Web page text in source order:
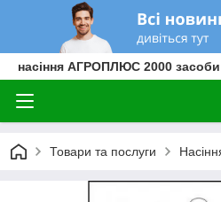
насіння АГРОПЛЮС 2000
Товари та послуги